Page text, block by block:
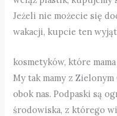
Jeżeli nie możecie się
wakacji, kupcie ten
kosmetyków, które
My tak mamy z
obok nas. Podpaski są
środowiska, z którego